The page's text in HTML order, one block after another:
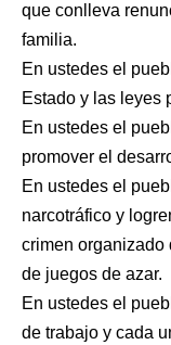
que conlleva
familia.
En ustedes el
Estado y las leyes
En ustedes el
promover el
En ustedes el
narcotráfico y
crimen organizado
de juegos de azar.
En ustedes el
de trabajo y cada